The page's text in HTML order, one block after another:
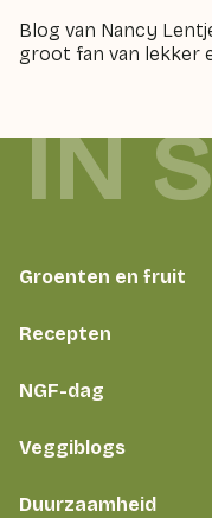
Blog van Nancy
groot fan van lekker
Groenten en fruit
Recepten
NGF-dag
Veggiblogs
Duurzaamheid